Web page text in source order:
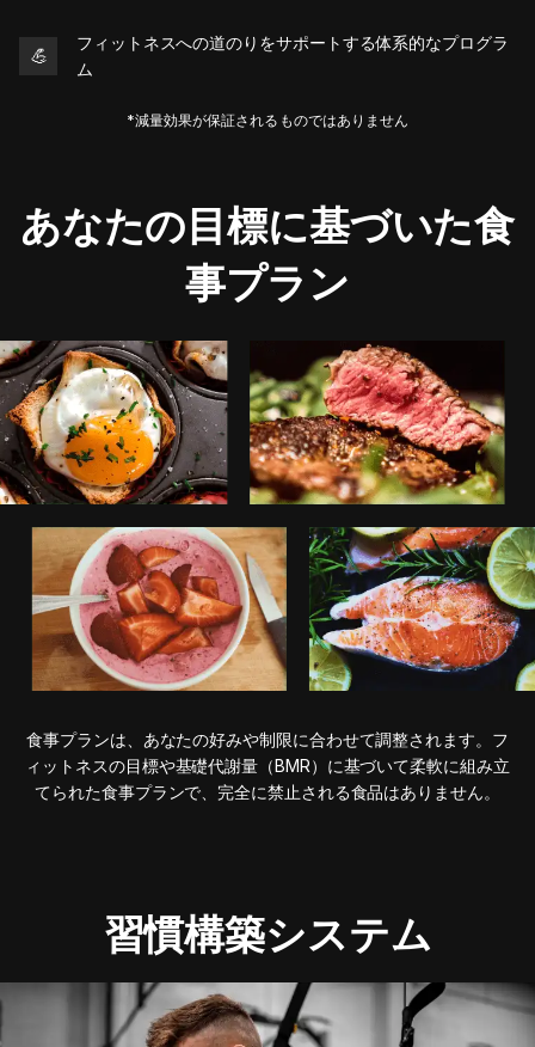
💪
フィットネスへの道のりをサポートする体系的なプログラ
ム
*減量効果が保証されるものではありません
あなたの目標に基づいた食
事プラン
食事プランは、あなたの好みや制限に合わせて調整されます。フ
ィットネスの目標や基礎代謝量（BMR）に基づいて柔軟に組み立
てられた食事プランで、完全に禁止される食品はありません。
習慣構築システム